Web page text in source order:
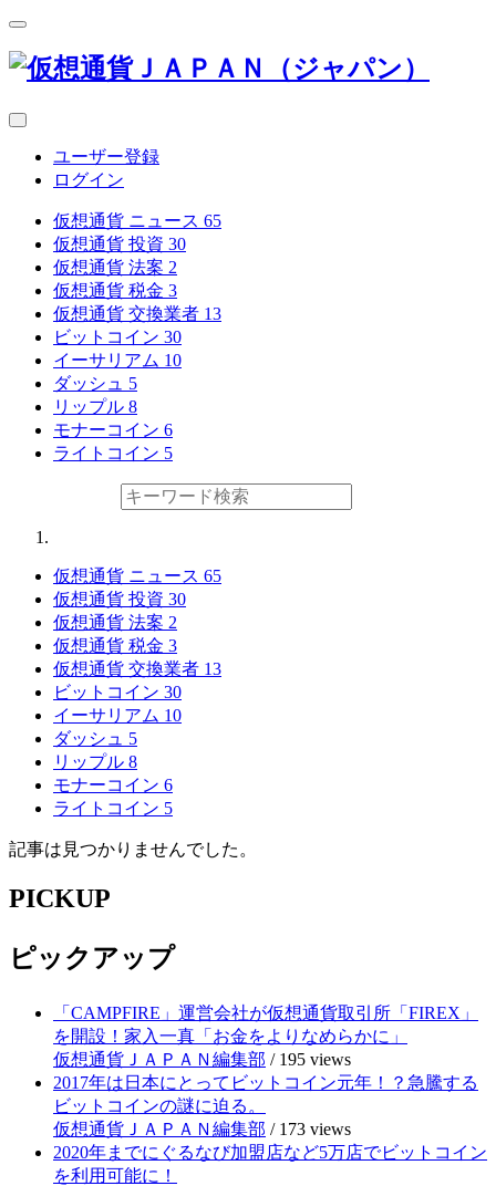
ユーザー登録
ログイン
仮想通貨 ニュース 65
仮想通貨 投資 30
仮想通貨 法案 2
仮想通貨 税金 3
仮想通貨 交換業者 13
ビットコイン 30
イーサリアム 10
ダッシュ 5
リップル 8
モナーコイン 6
ライトコイン 5
仮想通貨 ニュース 65
仮想通貨 投資 30
仮想通貨 法案 2
仮想通貨 税金 3
仮想通貨 交換業者 13
ビットコイン 30
イーサリアム 10
ダッシュ 5
リップル 8
モナーコイン 6
ライトコイン 5
記事は見つかりませんでした。
PICKUP
ピックアップ
「CAMPFIRE」運営会社が仮想通貨取引所「FIREX」
を開設！家入一真「お金をよりなめらかに」
仮想通貨ＪＡＰＡＮ編集部 / 195 views
2017年は日本にとってビットコイン元年！？急騰する
ビットコインの謎に迫る。
仮想通貨ＪＡＰＡＮ編集部 / 173 views
2020年までにぐるなび加盟店など5万店でビットコイン
を利用可能に！